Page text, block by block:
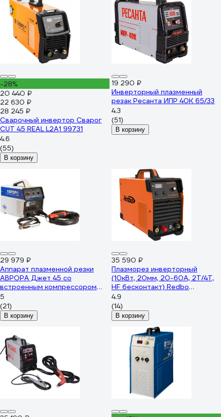
-28%
20 440 ₽
22 630 ₽
28 245 ₽
Сварочный инвертор Сварог
CUT 45 REAL L2А1 99731
4.6
(55)
В корзину
19 290 ₽
Инверторный плазменный
резак Ресанта ИПР 40К 65/33
4.3
(51)
В корзину
29 979 ₽
Аппарат плазменной резки
АВРОРА Джет 45 со
встроенным компрессором
41162
5
(21)
В корзину
35 590 ₽
Плазморез инверторный
(10кВт, 20мм, 20-60А, 2Т/4Т,
HF бесконтакт) Redbo
ExpertCut-60 7449
4.9
(14)
В корзину